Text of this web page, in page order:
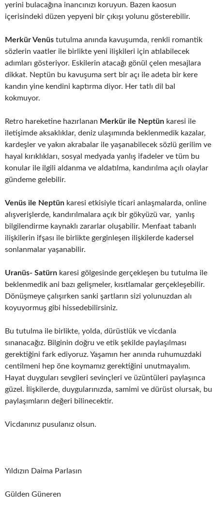
yerini bulacağına inancınızı koruyun. Bazen kaosun
içerisindeki düzen yepyeni bir çıkışı yolunu gösterebilir.
Merkür Venüs tutulma anında kavuşumda, renkli romantik
sözlerin vaatler ile birlikte yeni ilişkileri için atılabilecek
adımları gösteriyor. Eskilerin atacağı gönül çelen mesajlara
dikkat. Neptün bu kavuşuma sert bir açı ile adeta bir kere
kandın yine kendini kaptırma diyor. Her tatlı dil bal
kokmuyor.
Retro hareketine hazırlanan Merkür ile Neptün karesi ile
iletişimde aksaklıklar, deniz ulaşımında beklenmedik kazalar,
kardeşler ve yakın akrabalar ile yaşanabilecek sözlü gerilim ve
hayal kırıklıkları, sosyal medyada yanlış ifadeler ve tüm bu
konular ile ilgili aldanma ve aldatılma, kandırılma açılı olaylar
gündeme gelebilir.
Venüs ile Neptün karesi etkisiyle ticari anlaşmalarda, online
alışverişlerde, kandırılmalara açık bir gökyüzü var, yanlış
bilgilendirme kaynaklı zararlar oluşabilir. Menfaat tabanlı
ilişkilerin ifşası ile birlikte gerginleşen ilişkilerde kadersel
sonlanmalar yaşanabilir.
Uranüs- Satürn karesi gölgesinde gerçekleşen bu tutulma ile
beklenmedik ani bazı gelişmeler, kısıtlamalar gerçekleşebilir.
Dönüşmeye çalışırken sanki şartların sizi yolunuzdan alı
koyuyormuş gibi hissedebilirsiniz.
Bu tutulma ile birlikte, yolda, dürüstlük ve vicdanla
sınanacağız. Bilginin doğru ve etik şekilde paylaşılması
gerektiğini fark ediyoruz. Yaşamın her anında ruhumuzdaki
centilmeni hep öne koymamız gerektiğini unutmayalım.
Hayat duyguları sevgileri sevinçleri ve üzüntüleri paylaşınca
güzel. İlişkilerde, duygularınızda, samimi ve dürüst olursak, bu
paylaşımların değeri bilinecektir.
Vicdanınız pusulanız olsun.
Yıldızın Daima Parlasın
Gülden Güneren